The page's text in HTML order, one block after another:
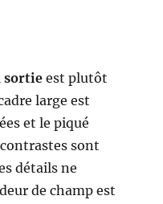
sortie est plutôt
large est
et le piqué
sont
détails ne
de champ est